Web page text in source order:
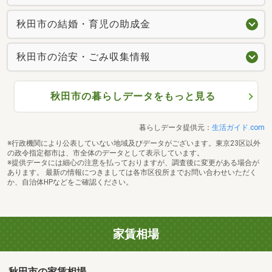
秋田市の結婚・育児の助成金
秋田市の治安・ごみ収集情報
秋田市の暮らしデータをもっと見る
暮らしデータ提供元： 生活ガイド.com
※行政機関により公表していない地域及びデータがございます。東京23区以外
の政令指定都市は、市全体のデータとして表示しています。
※提供データには細心の注意を払っておりますが、調査後に変更がある場合が
あります。 最新の情報につきましては各市区役所までお問い合わせいただく
か、自治体HPなどをご確認ください。
家賃相場